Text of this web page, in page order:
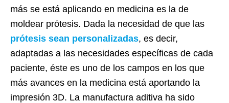
más se está aplicando en medicina es la de
moldear prótesis. Dada la necesidad de que las
prótesis sean personalizadas, es decir,
adaptadas a las necesidades específicas de cada
paciente, éste es uno de los campos en los que
más avances en la medicina está aportando la
impresión 3D. La manufactura aditiva ha sido